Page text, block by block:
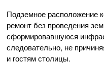
Подземное расположение
ремонт без проведения
сформировавшуюся
следовательно, не
и гостям столицы.